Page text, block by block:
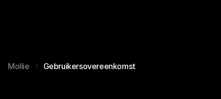
Mollie Gebruikersovereenkomst